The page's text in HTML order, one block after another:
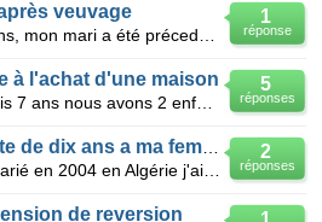
1
réponse
veuvage
5
réponses
à l'achat d'une maison
2
réponses
de reversion